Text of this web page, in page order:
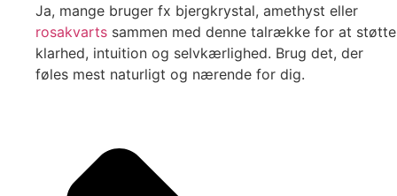
Ja, mange bruger fx bjergkrystal, amethyst eller
rosakvarts sammen med denne talrække for at støtte
klarhed, intuition og selvkærlighed. Brug det, der
føles mest naturligt og nærende for dig.